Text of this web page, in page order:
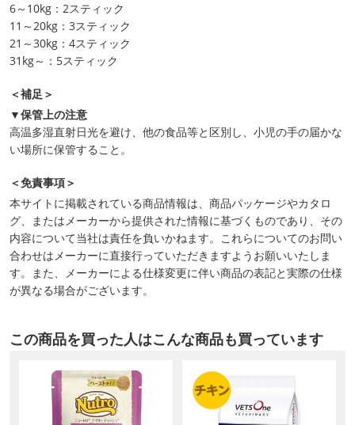
6～10kg：2スティック
11～20kg：3スティック
21～30kg：4スティック
31kg～：5スティック
＜補足＞
▼保管上の注意
高温多湿直射日光を避け、他の食品等と区別し、小児の手の届かな
い場所に保管すること。
＜免責事項＞
本サイトに掲載されている商品情報は、商品パッケージやカタロ
グ、またはメーカーから提供された情報に基づくものであり、その
内容について当社は責任を負いかねます。これらについてのお問い
合わせはメーカーに直接行っていただきますようお願いいたしま
す。また、メーカーによる仕様変更に伴い商品の表記と実際の仕様
が異なる場合がございます。
この商品を買った人はこんな商品も買っています